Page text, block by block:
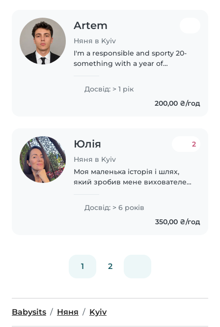
Artem
Няня в Kyiv
I'm a responsible and sporty 20-
something with a year of
I'm comfortable with pets,
cooking, chores, and even
helping with homework. I have
Досвід: > 1 рік
200,00 ₴/год
Юлія
Няня в Kyiv
2
Моя маленька історія і шлях,
який зробив мене вихователем
мені 41 рік. 7 років тому мені
наснився сон про одного
хлопчика, якого мені ніби
Досвід: > 6 років
350,00 ₴/год
1 2
Babysits Няня Kyiv